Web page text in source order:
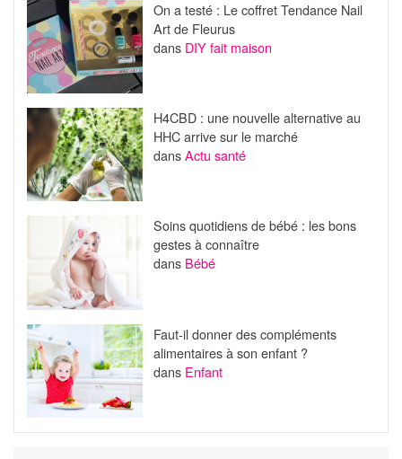
On a testé : Le coffret Tendance Nail
Art de Fleurus
dans DIY fait maison
H4CBD : une nouvelle alternative au
HHC arrive sur le marché
dansActu santé
Soins quotidiens de bébé : les bons
gestes à connaître
dans Bébé
Faut-il donner des compléments
alimentaires à son enfant ?
dans Enfant